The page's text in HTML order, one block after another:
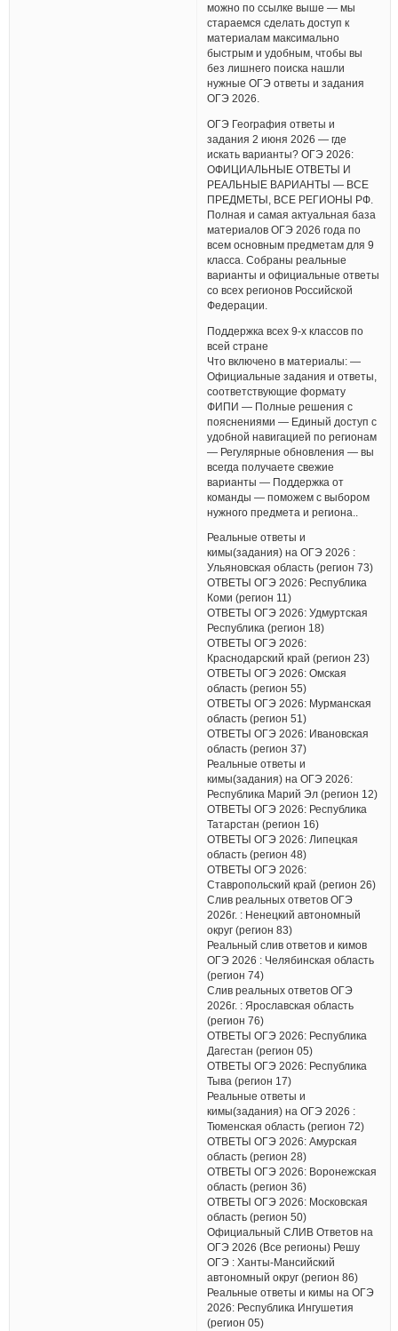
можно по ссылке выше — мы
стараемся сделать доступ к
материалам максимально
быстрым и удобным, чтобы вы
без лишнего поиска нашли
нужные ОГЭ ответы и задания
ОГЭ 2026.
ОГЭ География ответы и
задания 2 июня 2026 — где
искать варианты? ОГЭ 2026:
ОФИЦИАЛЬНЫЕ ОТВЕТЫ И
РЕАЛЬНЫЕ ВАРИАНТЫ — ВСЕ
ПРЕДМЕТЫ, ВСЕ РЕГИОНЫ РФ.
Полная и самая актуальная база
материалов ОГЭ 2026 года по
всем основным предметам для 9
класса. Собраны реальные
варианты и официальные ответы
со всех регионов Российской
Федерации.
Поддержка всех 9-х классов по
всей стране
Что включено в материалы: —
Официальные задания и ответы,
соответствующие формату
ФИПИ — Полные решения с
пояснениями — Единый доступ с
удобной навигацией по регионам
— Регулярные обновления — вы
всегда получаете свежие
варианты — Поддержка от
команды — поможем с выбором
нужного предмета и региона..
Реальные ответы и
кимы(задания) на ОГЭ 2026 :
Ульяновская область (регион 73)
ОТВЕТЫ ОГЭ 2026: Республика
Коми (регион 11)
ОТВЕТЫ ОГЭ 2026: Удмуртская
Республика (регион 18)
ОТВЕТЫ ОГЭ 2026:
Краснодарский край (регион 23)
ОТВЕТЫ ОГЭ 2026: Омская
область (регион 55)
ОТВЕТЫ ОГЭ 2026: Мурманская
область (регион 51)
ОТВЕТЫ ОГЭ 2026: Ивановская
область (регион 37)
Реальные ответы и
кимы(задания) на ОГЭ 2026:
Республика Марий Эл (регион 12)
ОТВЕТЫ ОГЭ 2026: Республика
Татарстан (регион 16)
ОТВЕТЫ ОГЭ 2026: Липецкая
область (регион 48)
ОТВЕТЫ ОГЭ 2026:
Ставропольский край (регион 26)
Слив реальных ответов ОГЭ
2026г. : Ненецкий автономный
округ (регион 83)
Реальный слив ответов и кимов
ОГЭ 2026 : Челябинская область
(регион 74)
Слив реальных ответов ОГЭ
2026г. : Ярославская область
(регион 76)
ОТВЕТЫ ОГЭ 2026: Республика
Дагестан (регион 05)
ОТВЕТЫ ОГЭ 2026: Республика
Тыва (регион 17)
Реальные ответы и
кимы(задания) на ОГЭ 2026 :
Тюменская область (регион 72)
ОТВЕТЫ ОГЭ 2026: Амурская
область (регион 28)
ОТВЕТЫ ОГЭ 2026: Воронежская
область (регион 36)
ОТВЕТЫ ОГЭ 2026: Московская
область (регион 50)
Официальный СЛИВ Ответов на
ОГЭ 2026 (Все регионы) Решу
ОГЭ : Ханты-Мансийский
автономный округ (регион 86)
Реальные ответы и кимы на ОГЭ
2026: Республика Ингушетия
(регион 05)